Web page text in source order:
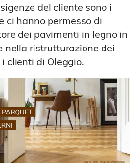
del cliente sono i
ci hanno permesso di
dei pavimenti in legno in
nella ristrutturazione dei
clienti di Oleggio.